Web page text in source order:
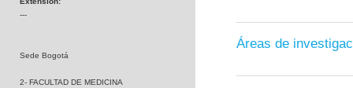
---
Sede Bogotá
2- FACULTAD DE MEDICINA
Áreas de